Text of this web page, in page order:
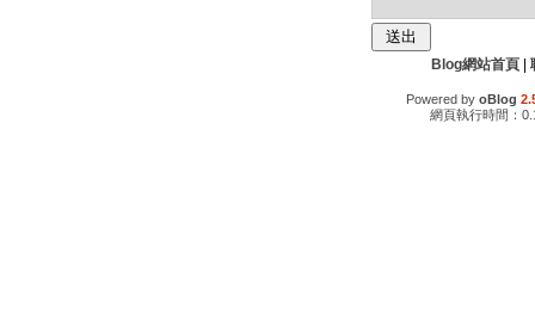
Blog網站首頁|
Powered by oBlog
網頁執行時間：